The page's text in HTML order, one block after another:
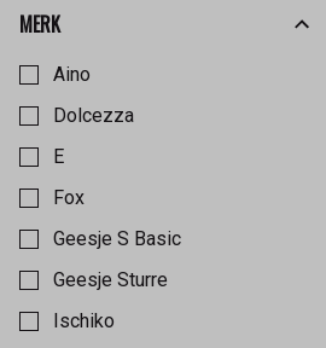
MERK
Aino
Dolcezza
E
Fox
Geesje S Basic
Geesje Sturre
Ischiko